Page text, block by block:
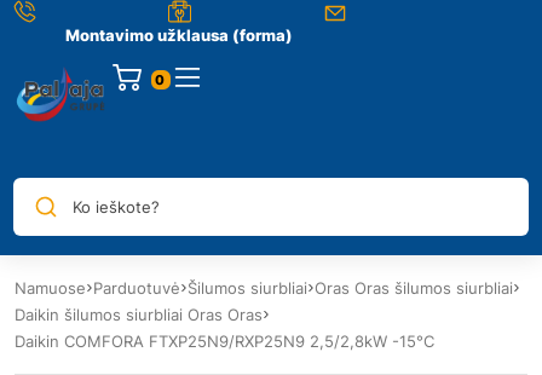
Montavimo užklausa (forma)
0
Ko ieškote?
Namuose Parduotuvė Šilumos siurbliai Oras Oras šilumos siurbliai
Daikin šilumos siurbliai Oras Oras
Daikin COMFORA FTXP25N9/RXP25N9 2,5/2,8kW -15°C